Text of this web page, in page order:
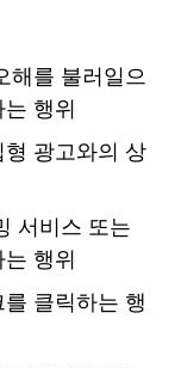
해를 불러일으
행위
광고와의 상
서비스 또는
행위
클릭하는 행